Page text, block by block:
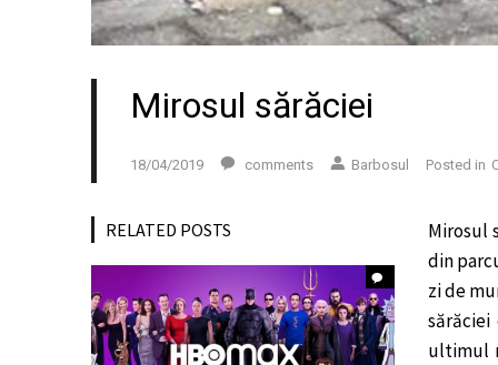
Mirosul sărăciei
18/04/2019 comments Barbosul Posted in
Mirosul
din
zi de
ultimul
RELATED POSTS